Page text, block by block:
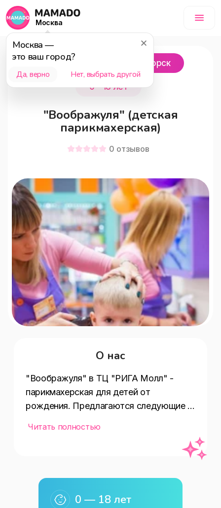
Москва
Москва —
это ваш город?
Да, верно Нет, выбрать другой
городской округ Красногорск
0 - 18 лет
"Воображуля" (детская
парикмахерская)
0 отзывов
О нас
"Воображуля" в ТЦ "РИГА Молл" -
парикмахерская для детей от
рождения. Предлагаются следующие
укладки, прокалывание ушек, аквагрим,
кресла-машинки, мультики, игрушки и
мыльные пузыри, зона для игр,
Читать полностью
0 — 18 лет